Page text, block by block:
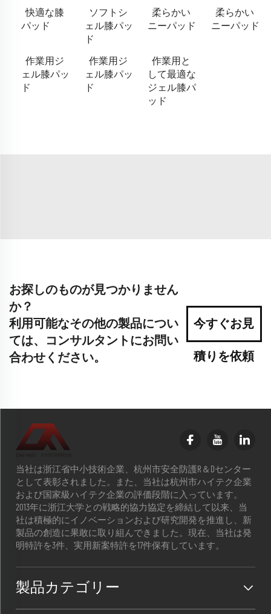
快適な膝
パッド
ソフトシ
ェル膝パッ
ド
柔らかい
ニーパッド
柔らかい
ニーパッド
作業用ジ
ェル膝パッ
ド
作業用ジ
ェル膝パッ
ド
作業用と
して最適な
ジェル膝パ
ッド
お探しのものが見つかりません
か？
利用可能なその他の製品につい
ては、コンサルタントにお問い
合わせください。
今すぐお見
積りを依頼
当社は浙江省中小技術企業、杭州市安全防護R＆Dセンター
として表彰されました。また、当社は杭州市ハイテク企業
および国家級ハイテク企業の評価段階に入っています。
2013年に浙江大学との戦略的協力協定を締結して以来、当
社は積極的にイノベーションおよび研究開発を推進し、新
製品の創造に果敢に取り組んできました。現在、当社は発
明特許を3件、実用新案特許を17件保有しています。
製品カテゴリー